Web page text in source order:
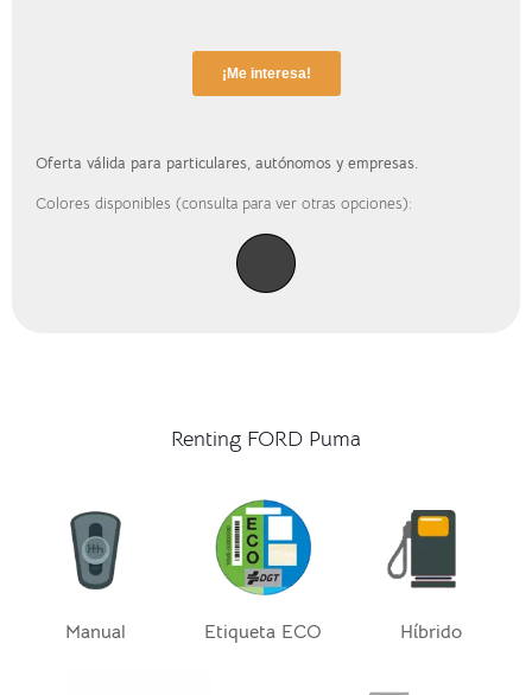
Oferta válida para particulares, autónomos y empresas.
Colores disponibles (consulta para ver otras opciones):
Renting FORD Puma
Manual Etiqueta ECO Híbrido